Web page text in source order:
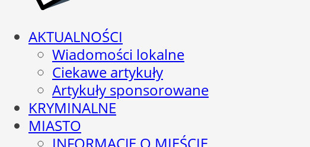
AKTUALNOŚCI
Wiadomości lokalne
Ciekawe artykuły
Artykuły sponsorowane
KRYMINALNE
MIASTO
INFORMACJE O MIEŚCIE